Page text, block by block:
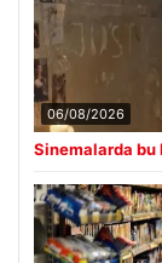
06/08/2026
Sinemalarda